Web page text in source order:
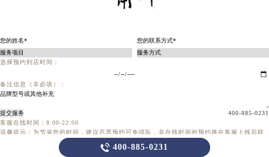
 400-885-0231
选择预约到店时间：
备注信息（非必填）：
提交服务
400-885-0231
客服在线时间：8:00-22:00
温馨提示：为节省您的时间，建议尽早预约可免排队，非在线时间的预约将在客服上线后联
当前页面永久关闭